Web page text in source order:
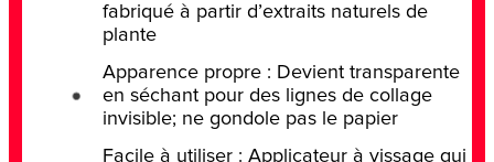
fabriqué à partir d’extraits naturels de
plante
Apparence propre : Devient transparente
en séchant pour des lignes de collage
invisible; ne gondole pas le papier
Facile à utiliser : Applicateur à vissage qui